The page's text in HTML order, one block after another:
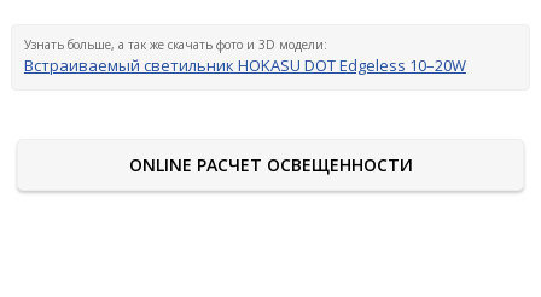
Узнать больше, а так же скачать фото и 3D модели:
Встраиваемый светильник HOKASU DOT Edgeless 10–20W
ONLINE РАСЧЕТ ОСВЕЩЕННОСТИ